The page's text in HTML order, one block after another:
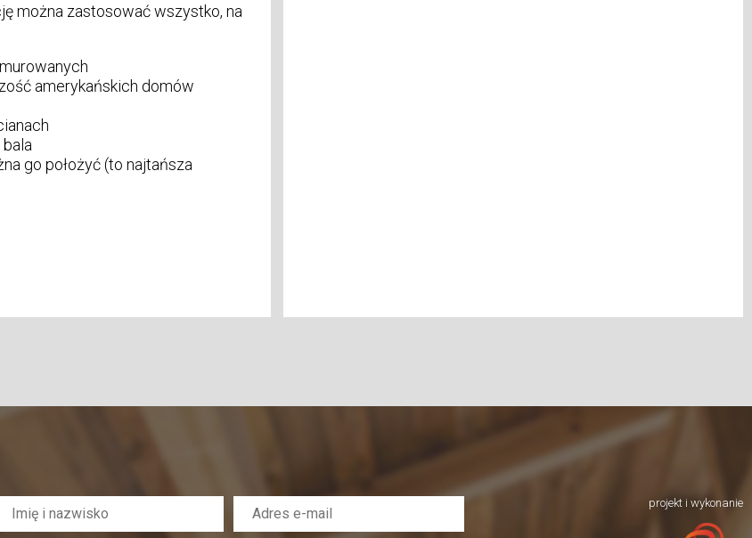
można zastosować wszystko, na
amerykańskich domów
go położyć (to najtańsza
projekt i wykonanie